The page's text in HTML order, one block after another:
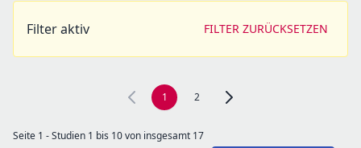
Filter aktiv FILTER ZURÜCKSETZEN
1 2 Zur nächsten Seite, Seite 2
Seite 1 - Studien 1 bis 10 von insgesamt 17